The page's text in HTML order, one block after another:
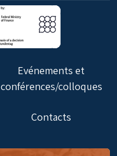
Evénements et
conférences/colloques
Contacts